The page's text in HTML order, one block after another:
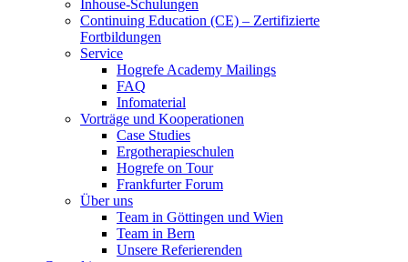
Inhouse-Schulungen
Continuing Education (CE) – Zertifizierte
Fortbildungen
Service
Hogrefe Academy Mailings
FAQ
Infomaterial
Vorträge und Kooperationen
Case Studies
Ergotherapieschulen
Hogrefe on Tour
Frankfurter Forum
Über uns
Team in Göttingen und Wien
Team in Bern
Unsere Referierenden